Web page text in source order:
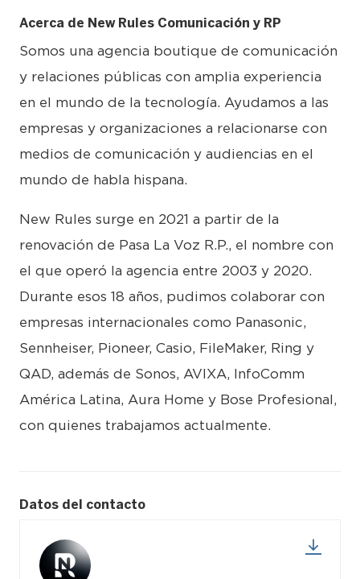
Acerca de New Rules Comunicación y RP
Somos una agencia boutique de comunicación
y relaciones públicas con amplia experiencia
en el mundo de la tecnología. Ayudamos a las
empresas y organizaciones a relacionarse con
medios de comunicación y audiencias en el
mundo de habla hispana.
New Rules surge en 2021 a partir de la
renovación de Pasa La Voz R.P., el nombre con
el que operó la agencia entre 2003 y 2020.
Durante esos 18 años, pudimos colaborar con
empresas internacionales como Panasonic,
Sennheiser, Pioneer, Casio, FileMaker, Ring y
QAD, además de Sonos, AVIXA, InfoComm
América Latina, Aura Home y Bose Profesional,
con quienes trabajamos actualmente.
Datos del contacto